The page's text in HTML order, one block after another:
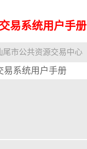
易系统用户手册
尾市公共资源交易中心
易系统用户手册